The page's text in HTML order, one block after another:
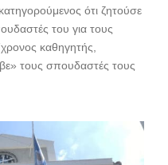
ότι ζητούσε
του για τους
καθηγητής,
τους σπουδαστές τους